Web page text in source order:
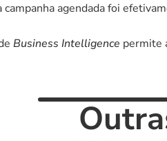
agendada foi
Business Intelligence permite